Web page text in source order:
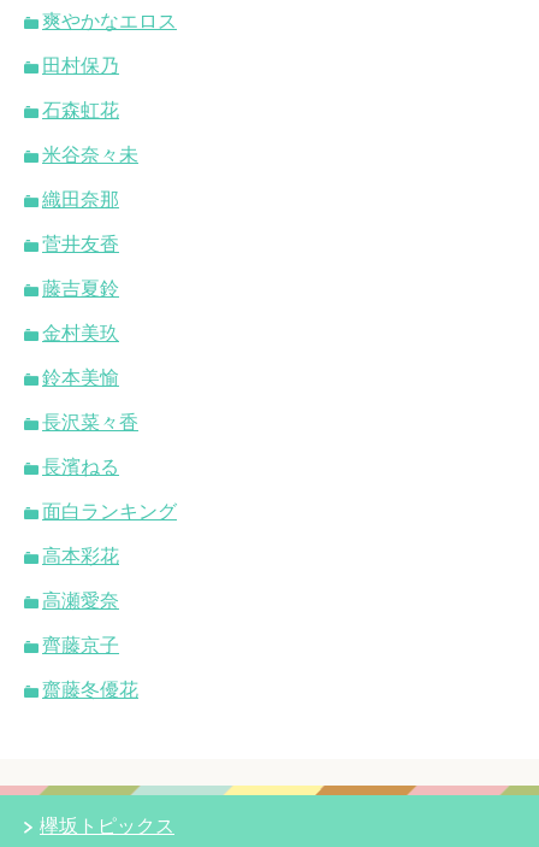
爽やかなエロス
田村保乃
石森虹花
米谷奈々未
織田奈那
菅井友香
藤吉夏鈴
金村美玖
鈴本美愉
長沢菜々香
長濱ねる
面白ランキング
高本彩花
高瀬愛奈
齊藤京子
齋藤冬優花
欅坂トピックス